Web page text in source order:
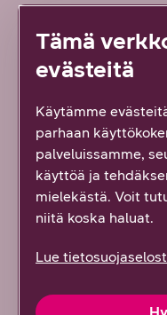
Kaikki artikkelit ja
Kaikki oppaat
Tilaa uutiskirje
Ota yhteyttä
Tämä
evästeitä
Käytämme
parhaan
palveluissamme,
käyttöä ja
mielekästä. Voit
niitä koska haluat.
Lue